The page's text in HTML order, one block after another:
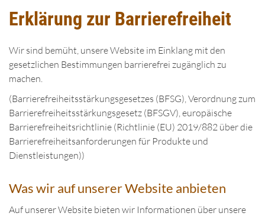
Erklärung zur Barrierefreiheit
Wir sind bemüht, unsere Website im Einklang mit den
gesetzlichen Bestimmungen barrierefrei zugänglich zu
machen.
(Barrierefreiheitsstärkungsgesetzes (BFSG), Verordnung zum
Barrierefreiheitsstärkungsgesetz (BFSGV), europäische
Barrierefreiheitsrichtlinie (Richtlinie (EU) 2019/882 über die
Barrierefreiheitsanforderungen für Produkte und
Dienstleistungen))
Was wir auf unserer Website anbieten
Auf unserer Website bieten wir Informationen über unsere